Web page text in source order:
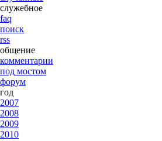
служебное
faq
поиск
rss
общение
комментарии
под мостом
форум
год
2007
2008
2009
2010